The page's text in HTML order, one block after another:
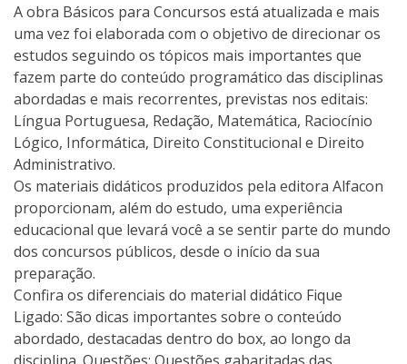
A obra Básicos para Concursos está atualizada e mais
uma vez foi elaborada com o objetivo de direcionar os
estudos seguindo os tópicos mais importantes que
fazem parte do conteúdo programático das disciplinas
abordadas e mais recorrentes, previstas nos editais:
Língua Portuguesa, Redação, Matemática, Raciocínio
Lógico, Informática, Direito Constitucional e Direito
Administrativo.
Os materiais didáticos produzidos pela editora Alfacon
proporcionam, além do estudo, uma experiência
educacional que levará você a se sentir parte do mundo
dos concursos públicos, desde o início da sua
preparação.
Confira os diferenciais do material didático Fique
Ligado: São dicas importantes sobre o conteúdo
abordado, destacadas dentro do box, ao longo da